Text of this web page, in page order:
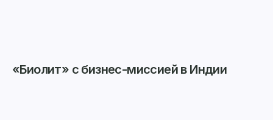
«Биолит» с бизнес-миссией в Индии